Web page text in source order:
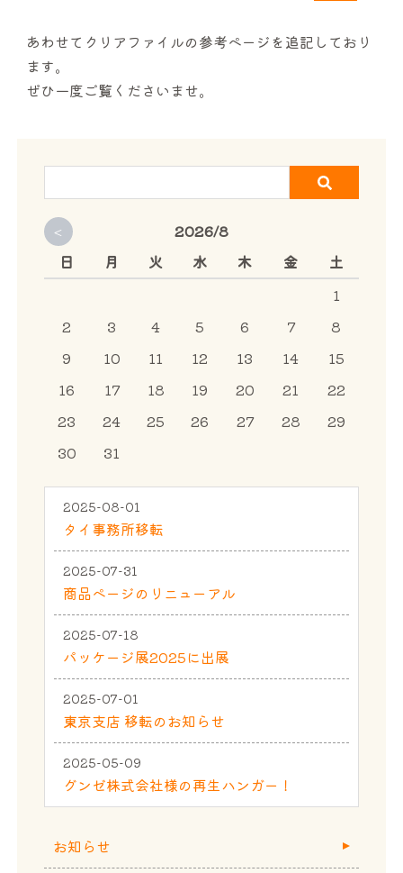
CHU-PAについて
あわせてクリアファイルの参考ページを追記しており
ます。
ぜひ一度ご覧くださいませ。
<
2026/8
日
月 火 水 木 金
土
1
2
3 4 5 6 7
8
9
10 11 12 13 14
15
16
17 18 19 20 21
22
23
24 25 26 27 28
29
30
31
2025-08-01
タイ事務所移転
2025-07-31
商品ページのリニューアル
2025-07-18
パッケージ展2025に出展
2025-07-01
東京支店 移転のお知らせ
2025-05-09
グンゼ株式会社様の再生ハンガー！
お知らせ